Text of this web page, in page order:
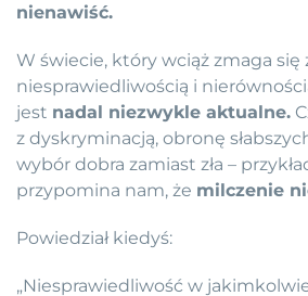
nienawiść.
W świecie, który wciąż zmaga się
niesprawiedliwością i
jest nadal niezwykle aktualne.
z dyskryminacją, obronę
wybór dobra zamiast zła –
przypomina nam, że milczenie
Powiedział kiedyś:
„Niesprawiedliwość w